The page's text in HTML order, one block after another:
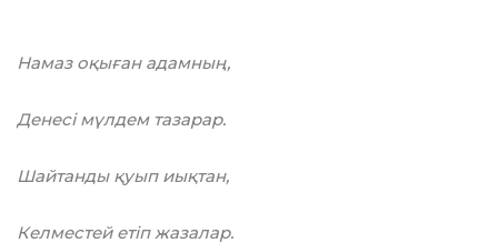
Намаз оқыған адамның,
Денесі мүлдем тазарар.
Шайтанды қуып иықтан,
Келместей етіп жазалар.